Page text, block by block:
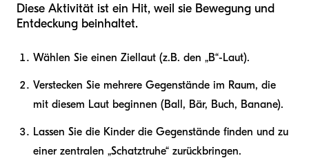
Diese Aktivität ist ein Hit, weil sie Bewegung und
Entdeckung beinhaltet.
Wählen Sie einen Ziellaut (z.B. den „B“-Laut).
Verstecken Sie mehrere Gegenstände im Raum, die
mit diesem Laut beginnen (Ball, Bär, Buch, Banane).
Lassen Sie die Kinder die Gegenstände finden und zu
einer zentralen „Schatztruhe“ zurückbringen.